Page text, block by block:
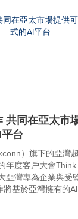
同在亞太市
台
）旗下的亞灣
年度客戶大會
亞灣專為企業與受
基於亞灣擁有的